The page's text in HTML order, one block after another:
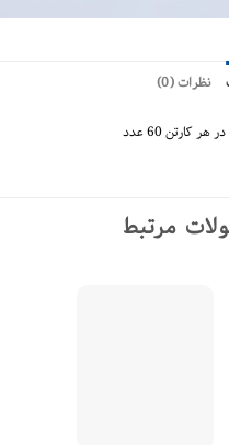
نظرات (0)
هر کارتن 60 عدد
مرتبط